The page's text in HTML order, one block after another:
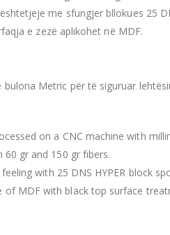
me sfungjer bllokues 25
e zezë aplikohet në MDF.
Metric për të siguruar
on a CNC machine with
gr and 150 gr fıbers.
with 25 DNS HYPER block
of MDF with black top surface